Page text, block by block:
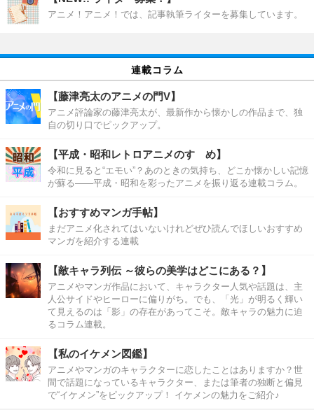
アニメ！アニメ！では、記事執筆ライターを募集しています。
連載コラム
【藤津亮太のアニメの門V】
アニメ評論家の藤津亮太が、最新作から懐かしの作品まで、独
自の切り口でピックアップ。
【平成・昭和レトロアニメのすゝめ】
令和に見ると“エモい”？あのときの気持ち、どこか懐かしい記憶
が蘇る――平成・昭和を彩ったアニメを振り返る連載コラム。
【おすすめマンガ手帖】
まだアニメ化されてはいないけれどぜひ読んでほしいおすすめ
マンガを紹介する連載
【敵キャラ列伝 ～彼らの美学はどこにある？】
アニメやマンガ作品において、キャラクター人気や話題は、主
人公サイドやヒーローに偏りがち。でも、「光」が明るく輝い
て見えるのは「影」の存在があってこそ。敵キャラの魅力に迫
るコラム連載。
【私のイケメン図鑑】
アニメやマンガのキャラクターに恋したことはありますか？世
間で話題になっているキャラクター、または筆者の独断と偏見
で“イケメン”をピックアップ！ イケメンの魅力をご紹介♪